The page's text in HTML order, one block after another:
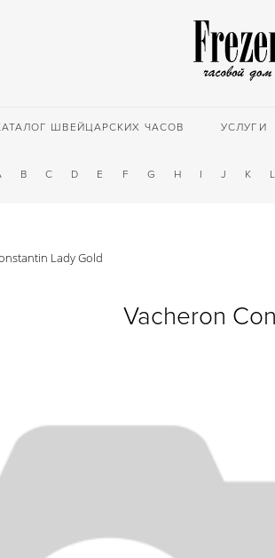
ШВЕЙЦАРСКИХ ЧАСОВ УСЛУГИ
B C D E F G H I J K L
Lady Gold
Vacheron